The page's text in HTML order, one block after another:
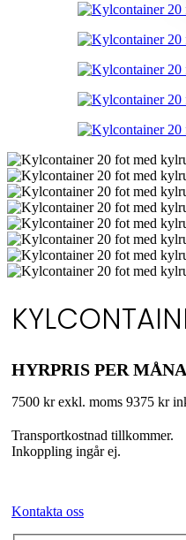
HYRPRIS PER
7500 kr exkl. moms 9375 kr
Transportkostnad tillkommer.
Inkoppling ingår ej.
Kontakta oss